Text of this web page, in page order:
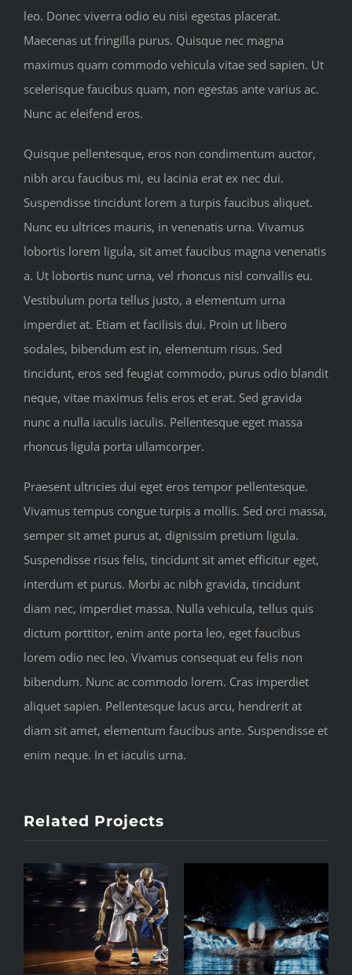
leo. Donec viverra odio eu nisi egestas placerat.
Maecenas ut fringilla purus. Quisque nec magna
maximus quam commodo vehicula vitae sed sapien. Ut
scelerisque faucibus quam, non egestas ante varius ac.
Nunc ac eleifend eros.
Quisque pellentesque, eros non condimentum auctor,
nibh arcu faucibus mi, eu lacinia erat ex nec dui.
Suspendisse tincidunt lorem a turpis faucibus aliquet.
Nunc eu ultrices mauris, in venenatis urna. Vivamus
lobortis lorem ligula, sit amet faucibus magna venenatis
a. Ut lobortis nunc urna, vel rhoncus nisl convallis eu.
Vestibulum porta tellus justo, a elementum urna
imperdiet at. Etiam et facilisis dui. Proin ut libero
sodales, bibendum est in, elementum risus. Sed
tincidunt, eros sed feugiat commodo, purus odio blandit
neque, vitae maximus felis eros et erat. Sed gravida
nunc a nulla iaculis iaculis. Pellentesque eget massa
rhoncus ligula porta ullamcorper.
Praesent ultricies dui eget eros tempor pellentesque.
Vivamus tempus congue turpis a mollis. Sed orci massa,
semper sit amet purus at, dignissim pretium ligula.
Suspendisse risus felis, tincidunt sit amet efficitur eget,
interdum et purus. Morbi ac nibh gravida, tincidunt
diam nec, imperdiet massa. Nulla vehicula, tellus quis
dictum porttitor, enim ante porta leo, eget faucibus
lorem odio nec leo. Vivamus consequat eu felis non
bibendum. Nunc ac commodo lorem. Cras imperdiet
aliquet sapien. Pellentesque lacus arcu, hendrerit at
diam sit amet, elementum faucibus ante. Suspendisse et
enim neque. In et iaculis urna.
Related Projects